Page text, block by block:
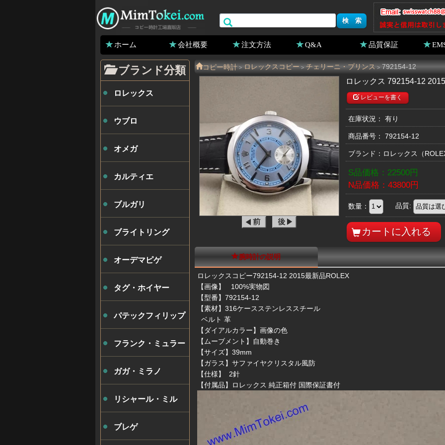
ホーム 会社概要 注文方法 Q&A 品質保証
コピー時計 > ロレックスコピー > チェリーニ・プリンス > 792154-12
ロレックス 792154-12
レビューを書く
在庫状況： 有り
商品番号： 792154-12
ブランド： ロレックス （
S品価格： 22500円
N品価格： 43800円
数量： 品質:
腕時計の説明
ロレックスコピー792154-12 2015最新品ROLEX
【画像】 100%実物図
【型番】792154-12
【素材】316ケースステンレススチール
ベルト 革
【ダイアルカラー】画像の色
【ムーブメント】自動巻き
【サイズ】39mm
【ガラス】サファイヤクリスタル風防
【仕様】 2針
【付属品】ロレックス 純正箱付 国際保証書付
ブランド分類
ロレックス
ウブロ
オメガ
カルティエ
ブルガリ
ブライトリング
オーデマピゲ
タグ・ホイヤー
パテックフィリップ
フランク・ミュラー
ガガ・ミラノ
リシャール・ミル
ブレゲ